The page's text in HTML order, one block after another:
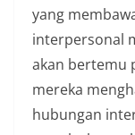
yang
interpersonal
akan bertemu
mereka
hubungan